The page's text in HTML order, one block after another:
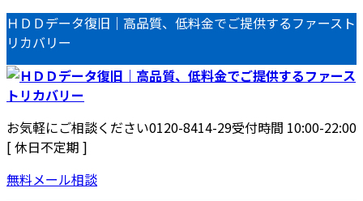
コ
ン
テ
ン
ツ
へ
ス
キ
ッ
プ
ナ
ビ
ゲ
ー
シ
ョ
ン
に
移
動
ＨＤＤデータ復旧｜高品質、低料金でご提供するファースト
リカバリー
お気軽にご相談ください0120-8414-29受付時間 10:00-22:00
[ 休日不定期 ]
無料メール相談